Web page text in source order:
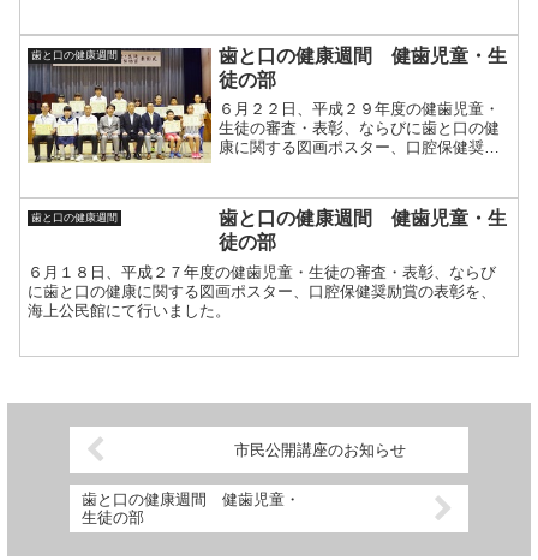
歯と口の健康週間
歯と口の健康週間 健歯児童・生
徒の部
６月２２日、平成２９年度の健歯児童・
生徒の審査・表彰、ならびに歯と口の健
康に関する図画ポスター、口腔保健奨励
歯と口の健康週間
歯と口の健康週間 健歯児童・生
徒の部
６月１８日、平成２７年度の健歯児童・生徒の審査・表彰、ならび
に歯と口の健康に関する図画ポスター、口腔保健奨励賞の表彰を、
海上公民館にて行いました。
市民公開講座のお知らせ
歯と口の健康週間 健歯児童・
生徒の部